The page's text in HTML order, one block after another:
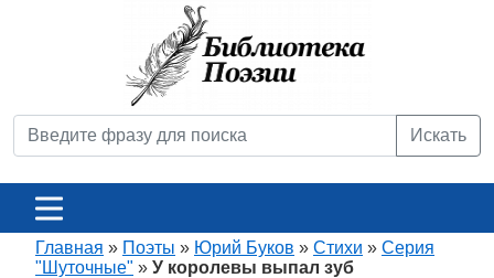
Искать
Главная » Поэты » Юрий Буков » Стихи » Серия
"Шуточные" » У королевы выпал зуб